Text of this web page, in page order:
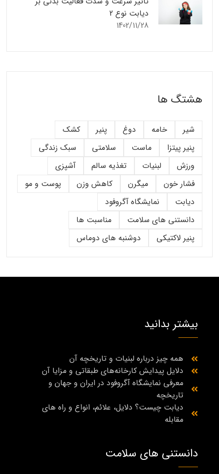
دیابت نوع 2
1402/11/28
هشتگ ها
شیر خامه دوغ پنیر
کشک
پنیر پیتزا
ماست سلامتی
سبک زندگی
ورزش
لبنیات تغذیه سالم
آشپزی
فشار خون
میگرن کاهش وزن
پوست و مو
دیابت
نمایشگاه آگروفود
دانستنی های سلامت
مناسبت ها
پنیر لاکتیکی
دوشنبه های دوماس
بیشتر بدانید
همه چیز درباره لبنیات و تاریخچه آن
دلایل پیدایش کارخانه‌های طبقاتی و مزایا آن
معرفی نمایشگاه آگروفود در ایران و جهان و
تاریخچه
دیابت چیست؟ دلایل، علائم، انواع و راه‌ های
مقابله
دانستنی های سلامت